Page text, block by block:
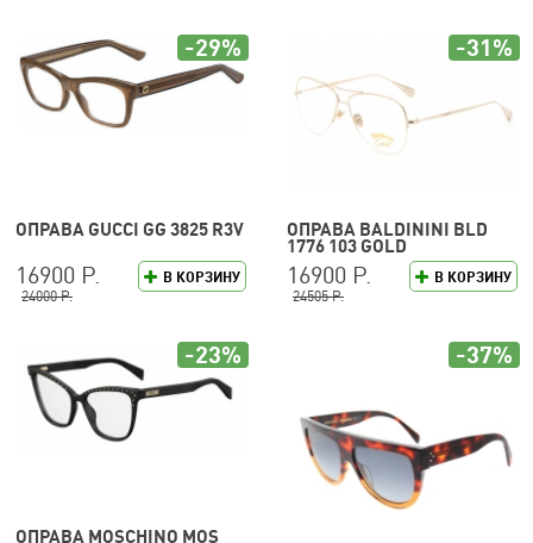
ОПРАВА GUCCI GG 3825 R3V
В КОРЗИНУ
16900 Р.
24000 Р.
-29%
ОПРАВА BALDININI BLD
1776 103 GOLD
В КОРЗИНУ
16900 Р.
24505 Р.
-31%
ОПРАВА MOSCHINO MOS
-23% -37%